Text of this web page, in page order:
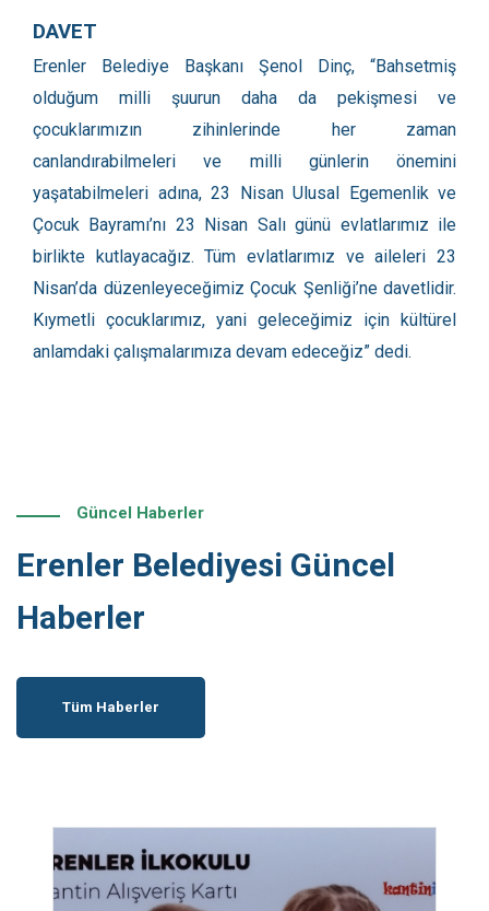
DAVET
Erenler Belediye Başkanı Şenol Dinç, “Bahsetmiş
olduğum milli şuurun daha da pekişmesi ve
çocuklarımızın zihinlerinde her zaman
canlandırabilmeleri ve milli günlerin önemini
yaşatabilmeleri adına, 23 Nisan Ulusal Egemenlik ve
Çocuk Bayramı’nı 23 Nisan Salı günü evlatlarımız ile
birlikte kutlayacağız. Tüm evlatlarımız ve aileleri 23
Nisan’da düzenleyeceğimiz Çocuk Şenliği’ne davetlidir.
Kıymetli çocuklarımız, yani geleceğimiz için kültürel
anlamdaki çalışmalarımıza devam edeceğiz” dedi.
Güncel Haberler
Erenler Belediyesi Güncel
Haberler
Tüm Haberler